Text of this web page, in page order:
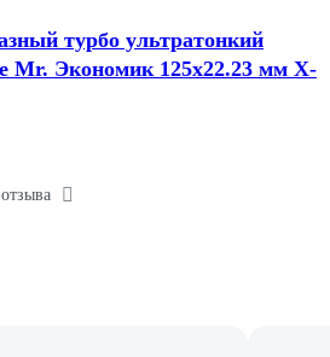
турбо ультратонкий
Mr. Экономик 125x22.23 мм X-